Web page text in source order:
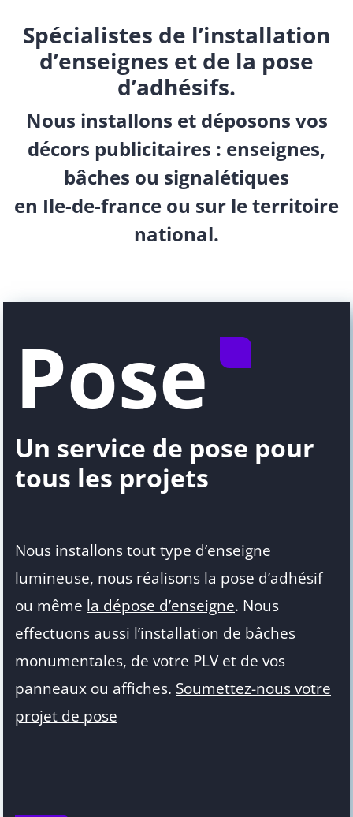
Spécialistes de l’installation
d’enseignes et de la pose
d’adhésifs.
Nous installons et déposons vos
décors publicitaires : enseignes,
bâches ou signalétiques
en Ile-de-france ou sur le territoire
national.
Pose
Un service de pose pour
tous les projets
Nous installons tout type d’enseigne
lumineuse, nous réalisons la pose d’adhésif
ou même la dépose d’enseigne. Nous
effectuons aussi l’installation de bâches
monumentales, de votre PLV et de vos
panneaux ou affiches. Soumettez-nous votre
projet de pose